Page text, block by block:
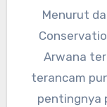
Dr. Renny
Penelitian
termasuk
Oleh
menjaga
Menurut
Arwana
terancam
pentingnya